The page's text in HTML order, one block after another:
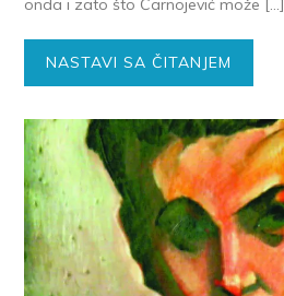
onda i zato što Čarnojević može […]
NASTAVI SA ČITANJEM